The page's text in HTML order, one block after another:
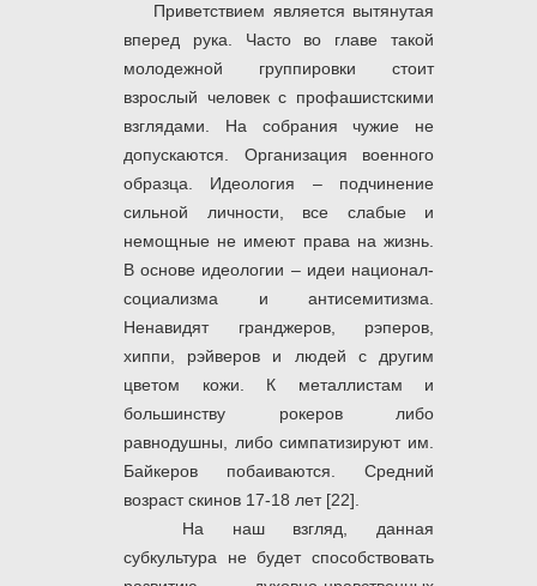
Приветствием является вытянутая
вперед рука. Часто во главе такой
молодежной группировки стоит
взрослый человек с профашистскими
взглядами. На собрания чужие не
допускаются. Организация военного
образца. Идеология – подчинение
сильной личности, все слабые и
немощные не имеют права на жизнь.
В основе идеологии – идеи национал-
социализма и антисемитизма.
Ненавидят гранджеров, рэперов,
хиппи, рэйверов и людей с другим
цветом кожи. К металлистам и
большинству рокеров либо
равнодушны, либо симпатизируют им.
Байкеров побаиваются. Средний
возраст скинов 17-18 лет [22].
На наш взгляд, данная
субкультура не будет способствовать